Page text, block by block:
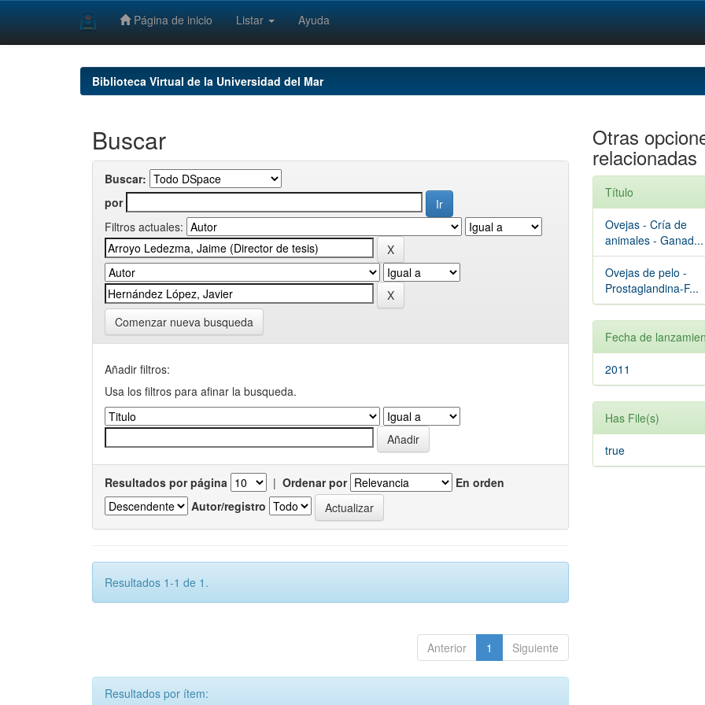
Página de inicio Listar Ayuda
Biblioteca Virtual de la Universidad del Mar
Buscar
Buscar:
por
Filtros actuales:
Comenzar nueva busqueda
Añadir filtros:
Usa los filtros para afinar la busqueda.
Resultados por página | Ordenar por
En orden
Autor/registro
Resultados 1-1 de 1.
Anterior 1 Siguiente
Resultados por ítem:
Otras
relacionadas
Título
Ovejas - Cría de
animales - Ganad...
Ovejas de pelo -
Prostaglandina-F...
Fecha de
2011
Has File(s)
true